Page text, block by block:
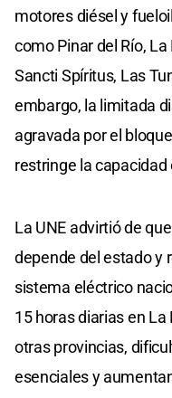
motores diésel y
como Pinar del Río,
Sancti Spíritus, Las
embargo, la limitada
agravada por el
restringe la capacidad
La UNE advirtió de
depende del estado y
sistema eléctrico
15 horas diarias en
otras provincias,
esenciales y